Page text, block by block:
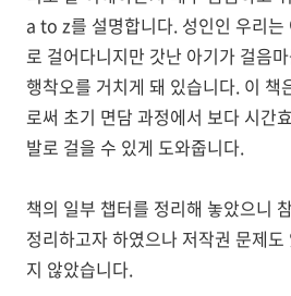
a to z를 설명합니다. 성인인 우리는
로 걸어다니지만 갓난 아기가 걸음
행착오를 거치게 돼 있습니다. 이 책
로써 초기 면담 과정에서 보다 시간
발로 걸을 수 있게 도와줍니다.
책의 일부 챕터를 정리해 놓았으니
정리하고자 하였으나 저작권 문제
지 않았습니다.